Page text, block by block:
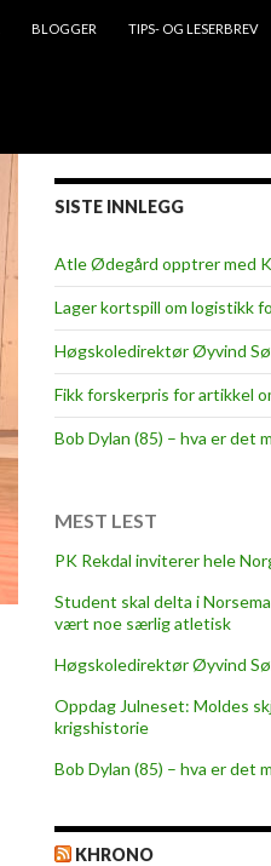
BLOGGER TIPS- OG LESERBREV
SISTE INNLEGG
Atle Ødegård opptrer med
Lager kortspill om logistikk
Høgskoledirektør Øyvind
Fikk forskerpris for artikkel
Bob Dylan (85) – hva er det
MEST LEST
PK Rekdal inviterer hele
Student skal delta i
vært noe særlig atletisk
Høgskoledirektør Øyvind
Oppdag Julneset: Moldes
krigshistorie
Bob Dylan (85) – hva er det
KHRONO